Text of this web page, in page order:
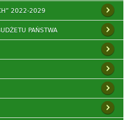
2022-2029
PAŃSTWA